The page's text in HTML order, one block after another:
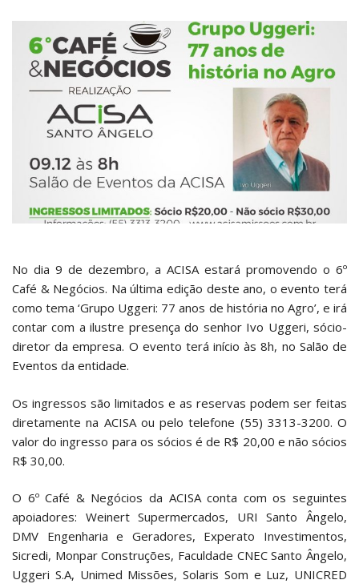
No dia 9 de dezembro, a ACISA estará promovendo o 6º
Café & Negócios. Na última edição deste ano, o evento terá
como tema ‘Grupo Uggeri: 77 anos de história no Agro’, e irá
contar com a ilustre presença do senhor Ivo Uggeri, sócio-
diretor da empresa. O evento terá início às 8h, no Salão de
Eventos da entidade.
Os ingressos são limitados e as reservas podem ser feitas
diretamente na ACISA ou pelo telefone (55) 3313-3200. O
valor do ingresso para os sócios é de R$ 20,00 e não sócios
R$ 30,00.
O 6º Café & Negócios da ACISA conta com os seguintes
apoiadores: Weinert Supermercados, URI Santo Ângelo,
DMV Engenharia e Geradores, Experato Investimentos,
Sicredi, Monpar Construções, Faculdade CNEC Santo Ângelo,
Uggeri S.A, Unimed Missões, Solaris Som e Luz, UNICRED